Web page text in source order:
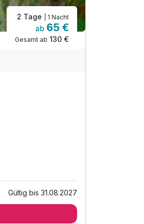
2 Tage | 1 Nacht
ab 65 €
Gesamt ab 130 €
Gültig bis 31.08.2027